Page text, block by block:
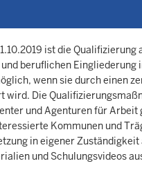
ist die Qualifizierung
beruflichen Eingliederung
wenn sie durch einen
wird. Die
und Agenturen für Arbeit
Kommunen und
in eigener
und Schulungsvideos